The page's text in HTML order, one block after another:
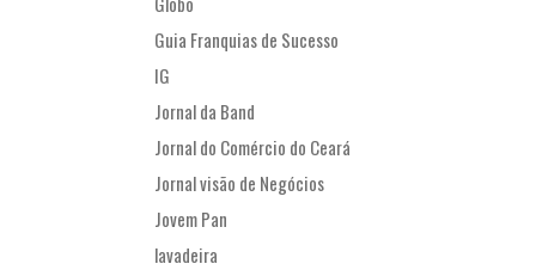
Guia Franquias de Sucesso
IG
Jornal da Band
Jornal do Comércio do Ceará
Jornal visão de Negócios
Jovem Pan
lavadeira